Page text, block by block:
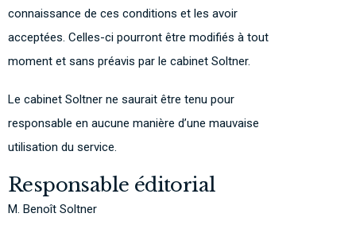
connaissance de ces conditions et les avoir
acceptées. Celles-ci pourront être modifiés à tout
moment et sans préavis par le cabinet Soltner.
Le cabinet Soltner ne saurait être tenu pour
responsable en aucune manière d’une mauvaise
utilisation du service.
Responsable éditorial
M. Benoît Soltner